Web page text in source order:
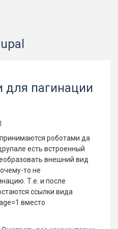
для пагинации
роботами да
есть встроенный
внешний вид
то не
Т.е. и после
ссылки вида
вместо